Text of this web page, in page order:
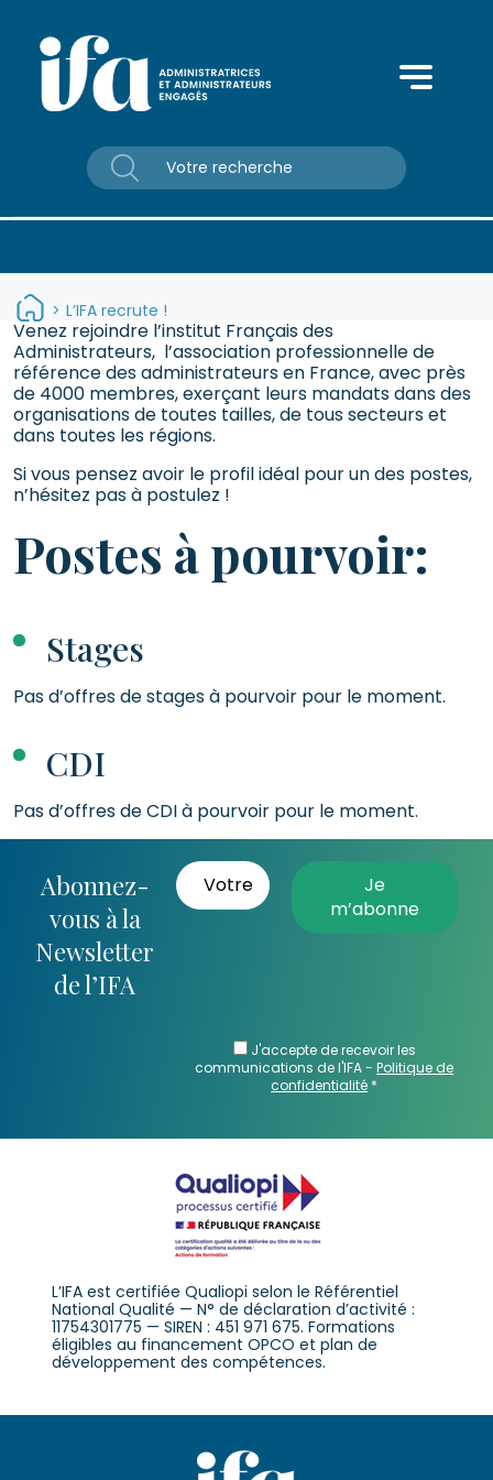
> L’IFA recrute !
Venez rejoindre l’institut Français des
Administrateurs, l’association professionnelle de
référence des administrateurs en France, avec près
de 4000 membres, exerçant leurs mandats dans des
organisations de toutes tailles, de tous secteurs et
dans toutes les régions.
Si vous pensez avoir le profil idéal pour un des postes,
n’hésitez pas à postulez !
Postes à pourvoir:
Stages
Pas d’offres de stages à pourvoir pour le moment.
CDI
Pas d’offres de CDI à pourvoir pour le moment.
Abonnez-
vous à la
Newsletter
de l’IFA
J'accepte de recevoir les
communications de l'IFA -Politique de
confidentialité *
L’IFA est certifiée Qualiopi selon le Référentiel
National Qualité — N° de déclaration d’activité :
11754301775 — SIREN : 451 971 675. Formations
éligibles au financement OPCO et plan de
développement des compétences.